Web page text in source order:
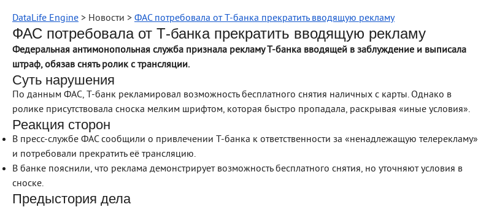
DataLife Engine > Новости > ФАС потребовала от Т‑банка прекратить вводящую рекламу
ФАС потребовала от Т‑банка прекратить вводящую рекламу
Федеральная антимонопольная служба признала рекламу Т‑банка вводящей в заблуждение и выписала
штраф, обязав снять ролик с трансляции.
Суть нарушения
По данным ФАС, Т‑банк рекламировал возможность бесплатного снятия наличных с карты. Однако в
ролике присутствовала сноска мелким шрифтом, которая быстро пропадала, раскрывая «иные условия».
Реакция сторон
В пресс‑службе ФАС сообщили о привлечении Т‑банка к ответственности за «ненадлежащую телерекламу»
и потребовали прекратить её трансляцию.
В банке пояснили, что реклама демонстрирует возможность бесплатного снятия, но уточняют условия в
сноске.
Предыстория дела